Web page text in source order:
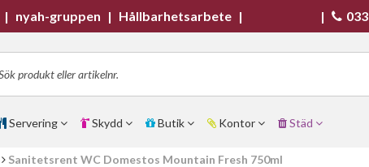
Sanitetsrent WC Domestos Mountain Fresh 750ml
| nyah-gruppen | Hållbarhetsarbete | |
Servering Skydd Butik Kontor Städ